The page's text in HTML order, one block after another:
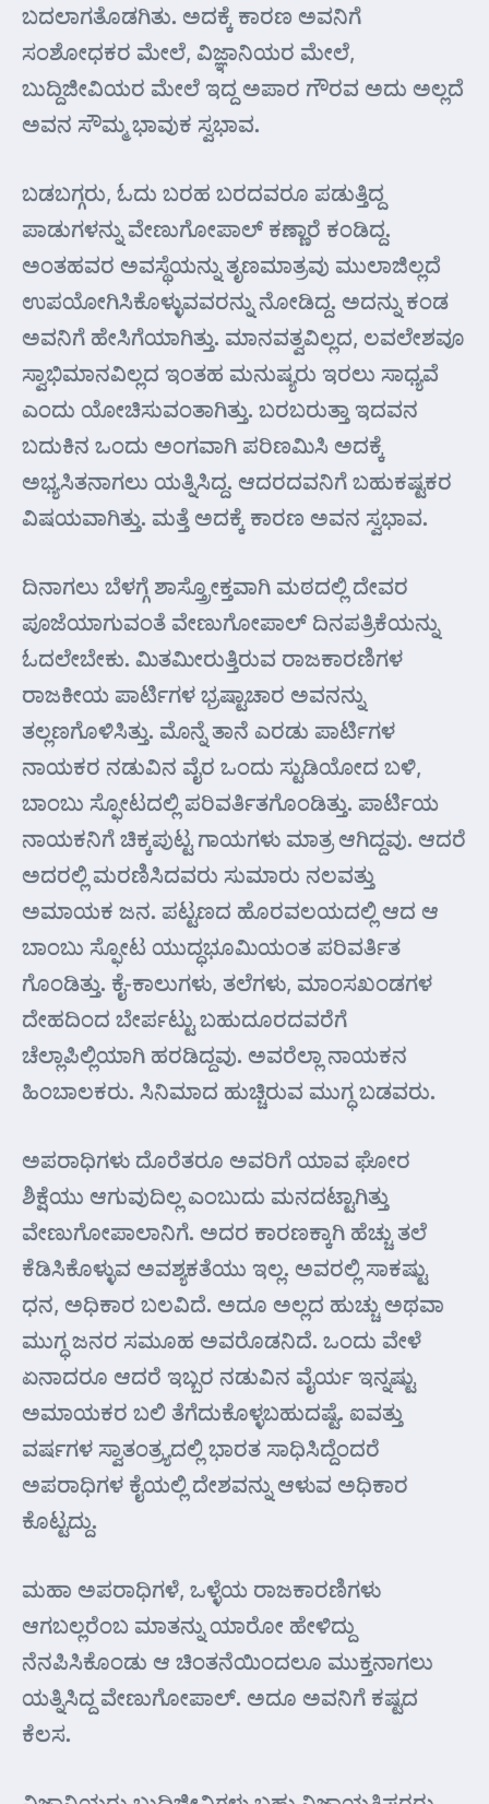
ಬದಲಾಗತೊಡಗಿತು. ಅದಕ್ಕೆ ಕಾರಣ ಅವನಿಗೆ
ಸಂಶೋಧಕರ ಮೇಲೆ, ವಿಜ್ಞಾನಿಯರ ಮೇಲೆ,
ಬುದ್ದಿಜೀವಿಯರ ಮೇಲೆ ಇದ್ದ ಅಪಾರ ಗೌರವ ಅದು ಅಲ್ಲದೆ
ಅವನ ಸೌಮ್ಮ ಭಾವುಕ ಸ್ವಭಾವ.
ಬಡಬಗ್ಗರು, ಓದು ಬರಹ ಬರದವರೂ ಪಡುತ್ತಿದ್ದ
ಪಾಡುಗಳನ್ನು ವೇಣುಗೋಪಾಲ್ ಕಣ್ಣಾರೆ ಕಂಡಿದ್ದ.
ಅಂತಹವರ ಅವಸ್ಥೆಯನ್ನು ತೃಣಮಾತ್ರವು ಮುಲಾಜಿಲ್ಲದೆ
ಉಪಯೋಗಿಸಿಕೊಳ್ಳುವವರನ್ನು ನೋಡಿದ್ದ. ಅದನ್ನು ಕಂಡ
ಅವನಿಗೆ ಹೇಸಿಗೆಯಾಗಿತ್ತು. ಮಾನವತ್ವವಿಲ್ಲದ, ಲವಲೇಶವೂ
ಸ್ವಾಭಿಮಾನವಿಲ್ಲದ ಇಂತಹ ಮನುಷ್ಯರು ಇರಲು ಸಾಧ್ಯವೆ
ಎಂದು ಯೋಚಿಸುವಂತಾಗಿತ್ತು. ಬರಬರುತ್ತಾ ಇದವನ
ಬದುಕಿನ ಒಂದು ಅಂಗವಾಗಿ ಪರಿಣಮಿಸಿ ಅದಕ್ಕೆ
ಅಭ್ಯಸಿತನಾಗಲು ಯತ್ನಿಸಿದ್ದ. ಆದರದವನಿಗೆ ಬಹುಕಷ್ಟಕರ
ವಿಷಯವಾಗಿತ್ತು. ಮತ್ತೆ ಅದಕ್ಕೆ ಕಾರಣ ಅವನ ಸ್ವಭಾವ.
ದಿನಾಗಲು ಬೆಳಗ್ಗೆ ಶಾಸ್ತ್ರೋಕ್ತವಾಗಿ ಮಠದಲ್ಲಿ ದೇವರ
ಪೂಜೆಯಾಗುವಂತೆ ವೇಣುಗೋಪಾಲ್ ದಿನಪತ್ರಿಕೆಯನ್ನು
ಓದಲೇಬೇಕು. ಮಿತಮೀರುತ್ತಿರುವ ರಾಜಕಾರಣಿಗಳ
ರಾಜಕೀಯ ಪಾರ್ಟಿಗಳ ಭ್ರಷ್ಟಾಚಾರ ಅವನನ್ನು
ತಲ್ಲಣಗೊಳಿಸಿತ್ತು. ಮೊನ್ನೆ ತಾನೆ ಎರಡು ಪಾರ್ಟಿಗಳ
ನಾಯಕರ ನಡುವಿನ ವೈರ ಒಂದು ಸ್ಟುಡಿಯೋದ ಬಳಿ,
ಬಾಂಬು ಸ್ಫೋಟದಲ್ಲಿ ಪರಿವರ್ತಿತಗೊಂಡಿತ್ತು. ಪಾರ್ಟಿಯ
ನಾಯಕನಿಗೆ ಚಿಕ್ಕಪುಟ್ಟ ಗಾಯಗಳು ಮಾತ್ರ ಆಗಿದ್ದವು. ಆದರೆ
ಅದರಲ್ಲಿ ಮರಣಿಸಿದವರು ಸುಮಾರು ನಲವತ್ತು
ಅಮಾಯಕ ಜನ. ಪಟ್ಟಣದ ಹೊರವಲಯದಲ್ಲಿ ಆದ ಆ
ಬಾಂಬು ಸ್ಫೋಟ ಯುದ್ಧಭೂಮಿಯಂತ ಪರಿವರ್ತಿತ
ಗೊಂಡಿತ್ತು. ಕೈ-ಕಾಲುಗಳು, ತಲೆಗಳು, ಮಾಂಸಖಂಡಗಳ
ದೇಹದಿಂದ ಬೇರ್ಪಟ್ಟು ಬಹುದೂರದವರೆಗೆ
ಚೆಲ್ಲಾಪಿಲ್ಲಿಯಾಗಿ ಹರಡಿದ್ದವು. ಅವರೆಲ್ಲಾ ನಾಯಕನ
ಹಿಂಬಾಲಕರು. ಸಿನಿಮಾದ ಹುಚ್ಚಿರುವ ಮುಗ್ಧ ಬಡವರು.
ಅಪರಾಧಿಗಳು ದೊರೆತರೂ ಅವರಿಗೆ ಯಾವ ಘೋರ
ಶಿಕ್ಷೆಯು ಆಗುವುದಿಲ್ಲ ಎಂಬುದು ಮನದಟ್ಟಾಗಿತ್ತು
ವೇಣುಗೋಪಾಲಾನಿಗೆ. ಅದರ ಕಾರಣಕ್ಕಾಗಿ ಹೆಚ್ಚು ತಲೆ
ಕೆಡಿಸಿಕೊಳ್ಳುವ ಅವಶ್ಯಕತೆಯು ಇಲ್ಲ. ಅವರಲ್ಲಿ ಸಾಕಷ್ಟು
ಧನ, ಅಧಿಕಾರ ಬಲವಿದೆ. ಅದೂ ಅಲ್ಲದ ಹುಚ್ಚು ಅಥವಾ
ಮುಗ್ಧ ಜನರ ಸಮೂಹ ಅವರೊಡನಿದೆ. ಒಂದು ವೇಳೆ
ಏನಾದರೂ ಆದರೆ ಇಬ್ಬರ ನಡುವಿನ ವೈರ್ಯ ಇನ್ನಷ್ಟು
ಅಮಾಯಕರ ಬಲಿ ತೆಗೆದುಕೊಳ್ಳಬಹುದಷ್ಟೆ. ಐವತ್ತು
ವರ್ಷಗಳ ಸ್ವಾತಂತ್ರ್ಯದಲ್ಲಿ ಭಾರತ ಸಾಧಿಸಿದ್ದೆಂದರೆ
ಅಪರಾಧಿಗಳ ಕೈಯಲ್ಲಿ ದೇಶವನ್ನು ಆಳುವ ಅಧಿಕಾರ
ಕೊಟ್ಟದ್ದು.
ಮಹಾ ಅಪರಾಧಿಗಳೆ, ಒಳ್ಳೆಯ ರಾಜಕಾರಣಿಗಳು
ಆಗಬಲ್ಲರೆಂಬ ಮಾತನ್ನು ಯಾರೋ ಹೇಳಿದ್ದು
ನೆನಪಿಸಿಕೊಂಡು ಆ ಚಿಂತನೆಯಿಂದಲೂ ಮುಕ್ತನಾಗಲು
ಯತ್ನಿಸಿದ್ದ ವೇಣುಗೋಪಾಲ್. ಅದೂ ಅವನಿಗೆ ಕಷ್ಟದ
ಕೆಲಸ.